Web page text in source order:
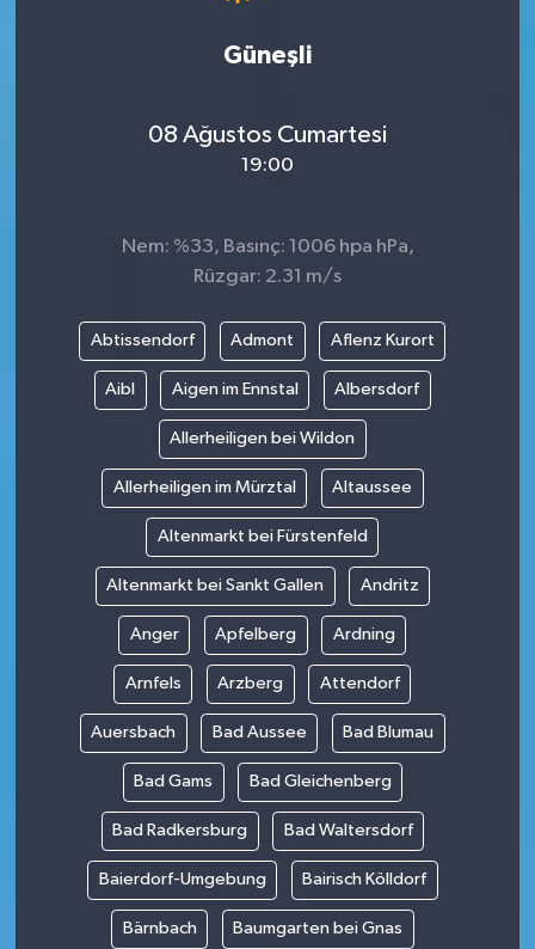
Güneşli
08 Ağustos Cumartesi
19:00
Nem: %33, Basınç: 1006 hpa hPa,
Rüzgar: 2.31 m/s
Abtissendorf Admont Aflenz Kurort
Aibl Aigen im Ennstal Albersdorf
Allerheiligen bei Wildon
Allerheiligen im Mürztal Altaussee
Altenmarkt bei Fürstenfeld
Altenmarkt bei Sankt Gallen Andritz
Anger Apfelberg Ardning
Arnfels Arzberg Attendorf
Auersbach Bad Aussee Bad Blumau
Bad Gams Bad Gleichenberg
Bad Radkersburg Bad Waltersdorf
Baierdorf-Umgebung Bairisch Kölldorf
Bärnbach Baumgarten bei Gnas